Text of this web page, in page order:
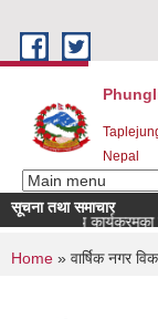
Nepal
सूचना तथा समाचार
खोप कार्यक्रमका
You are
Home » वार्षिक नगर